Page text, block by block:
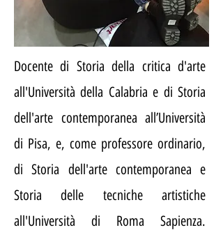
Docente di Storia della critica d'arte
all'Università della Calabria e di Storia
dell'arte contemporanea all’Università
di Pisa, e, come professore ordinario,
di Storia dell'arte contemporanea e
Storia delle tecniche artistiche
all'Università di Roma Sapienza.